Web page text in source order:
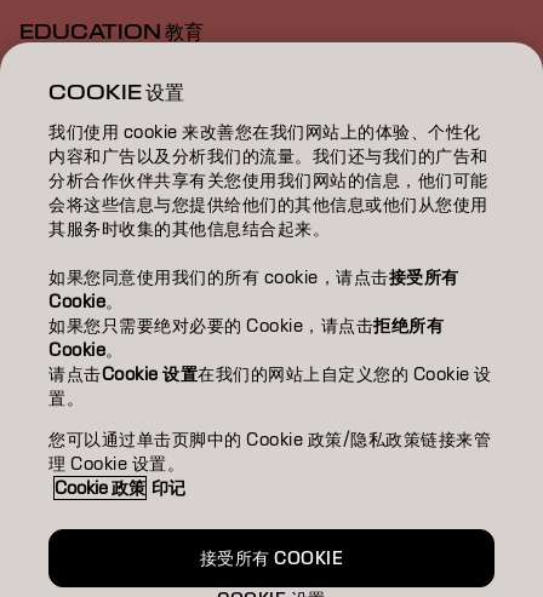
EDUCATION 教育
ABOUT 關於我們
SALON FINDER 搜尋髮廊
BECOME A PARTNER 成為合作夥伴
CONTACT US 聯絡我們
ImprintPrivacy PolicyCookie Policy Terms Of Use
Accessibility
HK | Chinese (Traditional)
COOKIE 设置
我们使用 cookie 来改善您在我们网站上的体验、个性化
内容和广告以及分析我们的流量。我们还与我们的广告和
分析合作伙伴共享有关您使用我们网站的信息，他们可能
会将这些信息与您提供给他们的其他信息或他们从您使用
其服务时收集的其他信息结合起来。
如果您同意使用我们的所有 cookie，请点击接受所有
Cookie。
如果您只需要绝对必要的 Cookie，请点击拒绝所有
Cookie。
请点击Cookie 设置在我们的网站上自定义您的 Cookie 设
置。
您可以通过单击页脚中的 Cookie 政策/隐私政策链接来管
理 Cookie 设置。
Cookie 政策 印记
接受所有 COOKIE